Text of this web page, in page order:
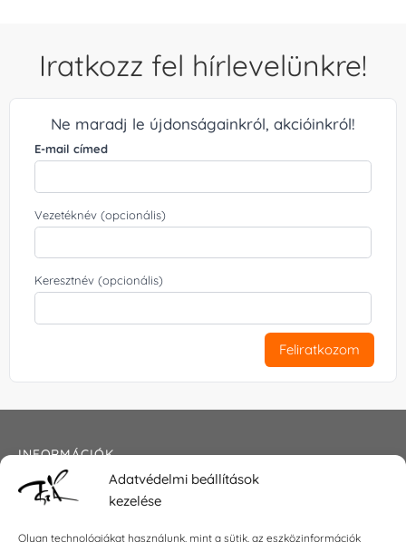
Adatvédelmi beállítások
kezelése
Olyan technológiákat használunk, mint a sütik, az eszközinformációk
Iratkozz fel hírlevelünkre!
Ne maradj le újdonságainkról, akcióinkról!
E-mail címed
Vezetéknév (opcionális)
Keresztnév (opcionális)
Feliratkozom
INFORMÁCIÓK
Általános szerződési feltételek
Impresszum